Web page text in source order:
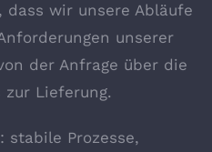
wir unsere Abläufe
unserer
der Anfrage über die
zur Lieferung.
stabile Prozesse,